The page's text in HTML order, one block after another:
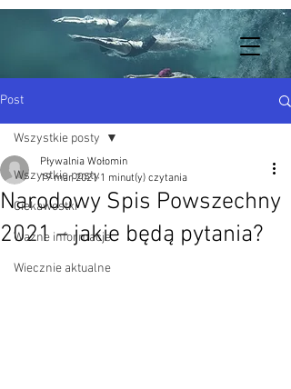
Post
Wszystkie posty
Ciekawostki
Ważne informacje
Wiecznie aktualne
Wszystkie posty
Narodowy Spis Powszechny
2021 – jakie będą pytania?
Pływalnia Wołomin
19 mar 2021 1 minut(y) czytania